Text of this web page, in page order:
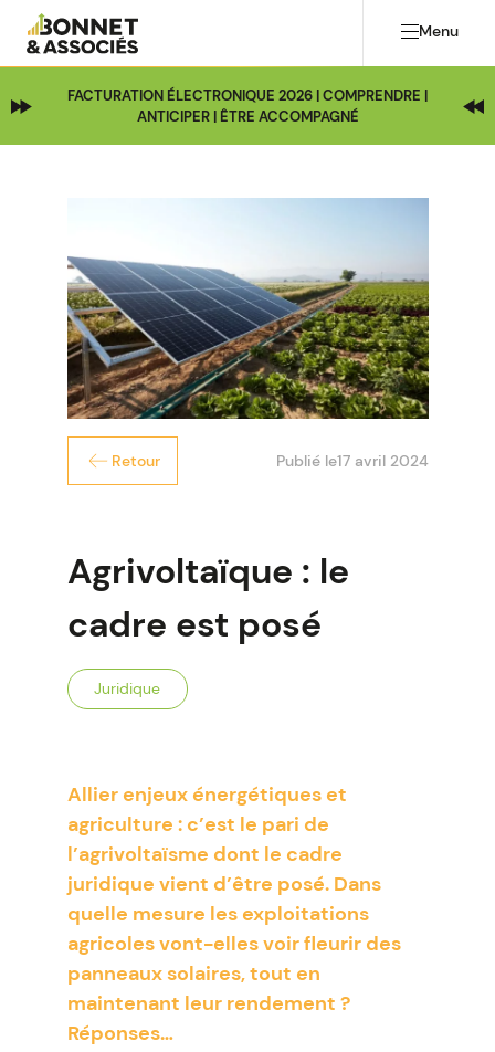
Menu
FACTURATION ÉLECTRONIQUE 2026 | COMPRENDRE |
ANTICIPER | ÊTRE ACCOMPAGNÉ
Retour Publié le17 avril 2024
Agrivoltaïque : le
cadre est posé
Juridique
Allier enjeux énergétiques et
agriculture : c’est le pari de
l’agrivoltaïsme dont le cadre
juridique vient d’être posé. Dans
quelle mesure les exploitations
agricoles vont-elles voir fleurir des
panneaux solaires, tout en
maintenant leur rendement ?
Réponses…